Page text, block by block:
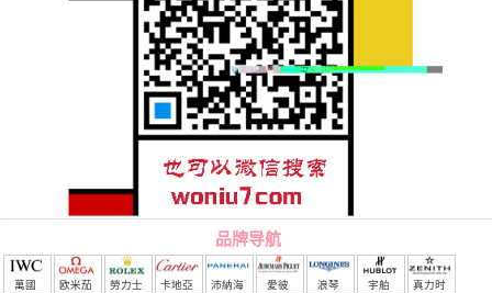
品牌导航
萬國 欧米茄 勞力士 卡地亞 沛納海 愛彼 浪琴 宇舶 真力时